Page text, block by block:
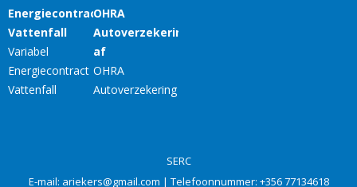
SERC
E-mail: ariekers@gmail.com | Telefoonnummer: +356 77134618